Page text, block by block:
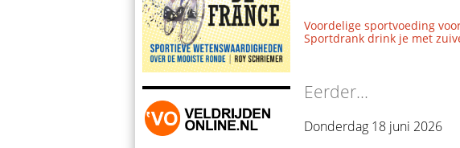
Voordelige sportvoeding
Sportdrank drink je met
Eerder...
Donderdag 18 juni 2026